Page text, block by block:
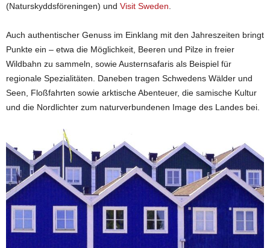
(Naturskyddsföreningen) und Visit Sweden
Auch authentischer Genuss im Einklang mit den Jahreszeiten bringt
Punkte ein – etwa die Möglichkeit, Beeren und Pilze in freier
Wildbahn zu sammeln, sowie Austernsafaris als Beispiel für
regionale Spezialitäten. Daneben tragen Schwedens Wälder und
Seen, Floßfahrten sowie arktische Abenteuer, die samische Kultur
und die Nordlichter zum naturverbundenen Image des Landes bei.